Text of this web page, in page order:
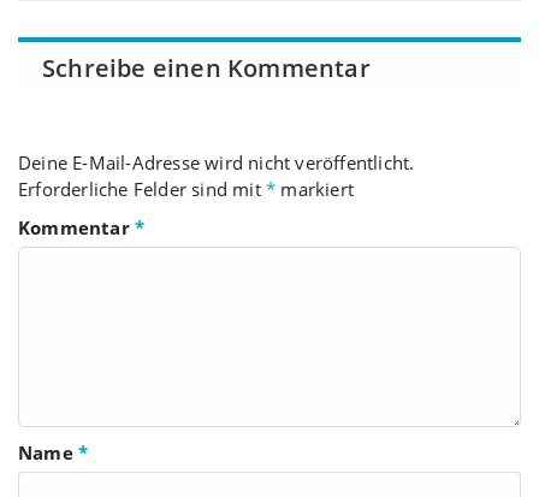
Schreibe einen Kommentar
Deine E-Mail-Adresse wird nicht veröffentlicht.
Erforderliche Felder sind mit * markiert
Kommentar *
Name *